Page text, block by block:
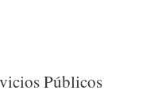
Públicos